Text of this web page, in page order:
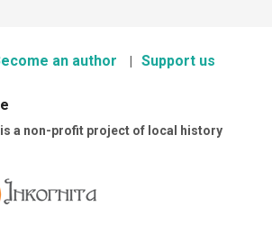
an author Support us
a non-profit project of local history